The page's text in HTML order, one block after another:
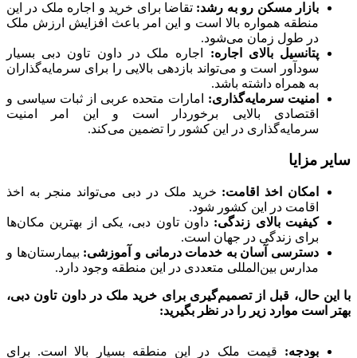
بازار مسکن رو به رشد: تقاضا برای خرید و اجاره ملک در این
منطقه همواره بالا است و این امر باعث افزایش ارزش ملک
در طول زمان می‌شود.
پتانسیل بالای اجاره: اجاره ملک در داون تاون دبی بسیار
سودآور است و می‌تواند بازدهی بالایی را برای سرمایه‌گذاران
به همراه داشته باشد.
امنیت سرمایه‌گذاری: امارات متحده عربی از ثبات سیاسی و
اقتصادی بالایی برخوردار است و این امر امنیت
سرمایه‌گذاری در این کشور را تضمین می‌کند.
سایر مزایا
امکان اخذ اقامت: خرید ملک در دبی می‌تواند منجر به اخذ
اقامت در این کشور شود.
کیفیت بالای زندگی: داون تاون دبی، یکی از بهترین مکان‌ها
برای زندگی در جهان است.
دسترسی آسان به خدمات درمانی و آموزشی: بیمارستان‌ها و
مدارس بین‌المللی متعددی در این منطقه وجود دارد.
با این حال، قبل از تصمیم‌گیری برای خرید ملک در داون تاون دبی،
بهتر است موارد زیر را در نظر بگیرید:
بودجه: قیمت ملک در این منطقه بسیار بالا است. برای